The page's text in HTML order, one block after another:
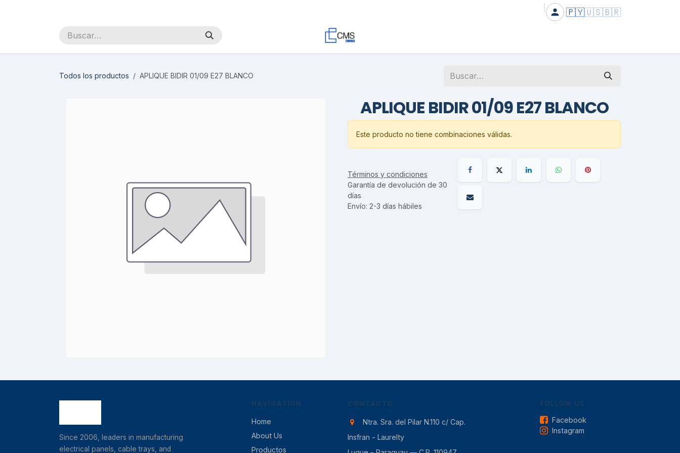
🇵🇾 🇺🇸🇧🇷
Todos los productos APLIQUE BIDIR 01/09 E27 BLANCO
APLIQUE BIDIR 01/09 E27 BLANCO
Este producto no tiene combinaciones válidas.
Términos y condiciones
Garantía de devolución de 30
días
Envío: 2-3 días hábiles
Since 2006, leaders in manufacturing
electrical panels, cable trays, and
NAVIGATION
Home
About Us
Productos
CONTACTO
Ntra. Sra. del Pilar N.110 c/ Cap.
Insfran - Laurelty
FOLLOW US
Facebook
Instagram